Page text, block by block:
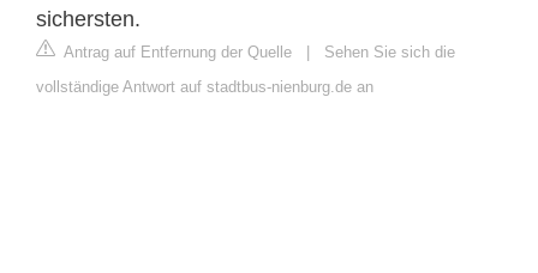
sichersten.
Antrag auf Entfernung der Quelle | Sehen Sie sich die
vollständige Antwort auf stadtbus-nienburg.de an